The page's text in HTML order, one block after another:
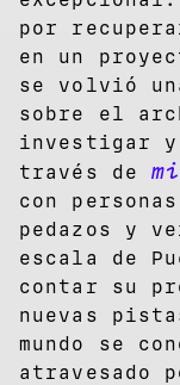
por
en un
se volvió
sobre el
investigar
través de
con
pedazos y
escala de
contar su
nuevas
mundo se
atravesado